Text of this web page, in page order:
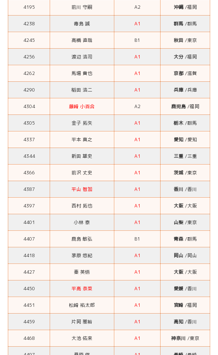
4195 前川 守嗣 A2 沖縄/福岡
4238 毒島 誠 A1 群馬/群馬
4245 高橋 直哉 B1 秋田 /東京
4256 渡辺 浩司 A1 大分/福岡
4262 馬場 貴也 A1 京都/滋賀
4290 稲田 浩二 A1 兵庫/兵庫
4304 藤崎 小百合 A2 鹿児島/福岡
4305 金子 拓矢 A1 栃木/群馬
4337 平本 真之 A1 愛知/愛知
4344 新田 雄史 A1 三重 /三重
4366 前沢 丈史 A1 茨城/東京
4387 平山 智加 A1 香川 /香川
4397 西村 拓也 A1 大阪/大阪
4401 小林 泰 A1 山梨/東京
4407 鹿島 敏弘 B1 青森/群馬
4418 茅原 悠紀 A1 岡山 /岡山
4427 秦 英悟 A1 大阪/大阪
4450 平高 奈菜 A1 愛媛/香川
4451 松崎 祐太郎 A1 宮崎 /福岡
4459 片岡 雅裕 A1 高知/香川
4468 大池 佑来 A1 神奈川 /東京